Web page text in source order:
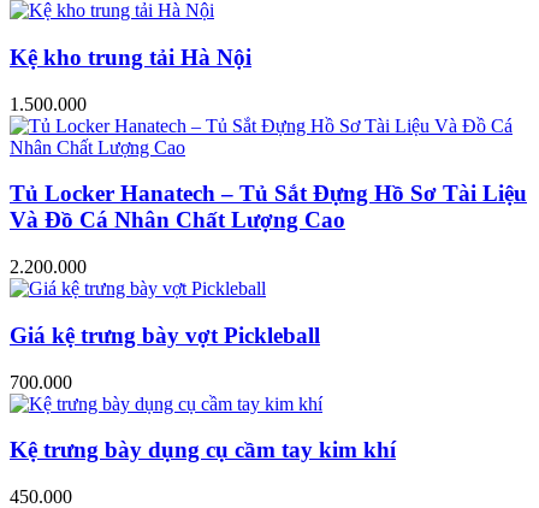
Kệ kho trung tải Hà Nội
1.500.000
Tủ Locker Hanatech – Tủ Sắt Đựng Hồ Sơ Tài Liệu
Và Đồ Cá Nhân Chất Lượng Cao
2.200.000
Giá kệ trưng bày vợt Pickleball
700.000
Kệ trưng bày dụng cụ cầm tay kim khí
450.000